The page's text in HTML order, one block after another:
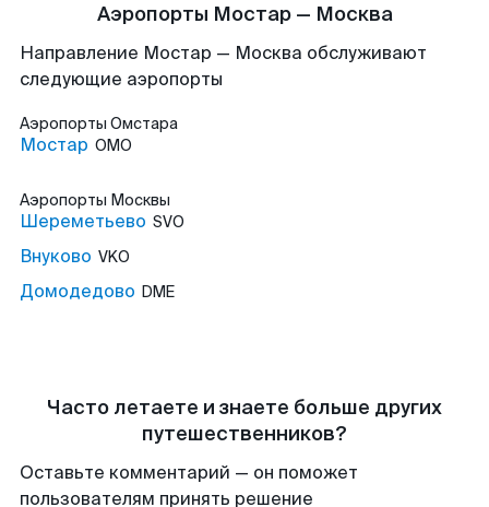
Аэропорты Мостар — Москва
Направление Мостар — Москва обслуживают
следующие аэропорты
Аэропорты Омстара
Мостар OMO
Аэропорты Москвы
Шереметьево SVO
Внуково VKO
Домодедово DME
Часто летаете и знаете больше других
путешественников?
Оставьте комментарий — он поможет
пользователям принять решение